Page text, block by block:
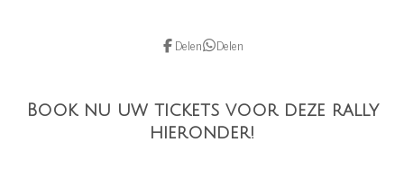
Delen Delen
Book nu uw tickets voor deze rally
hieronder!